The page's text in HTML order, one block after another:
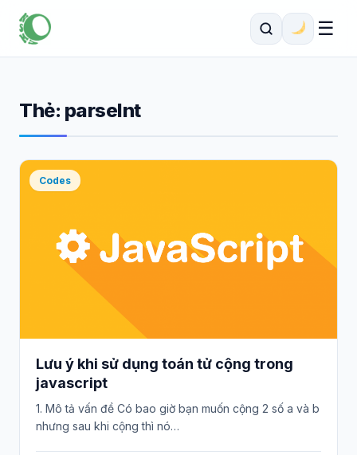
☰
Thẻ: parseInt
Codes
Lưu ý khi sử dụng toán tử cộng trong
javascript
1. Mô tả vấn đề Có bao giờ bạn muốn cộng 2 số a và b
nhưng sau khi cộng thì nó…